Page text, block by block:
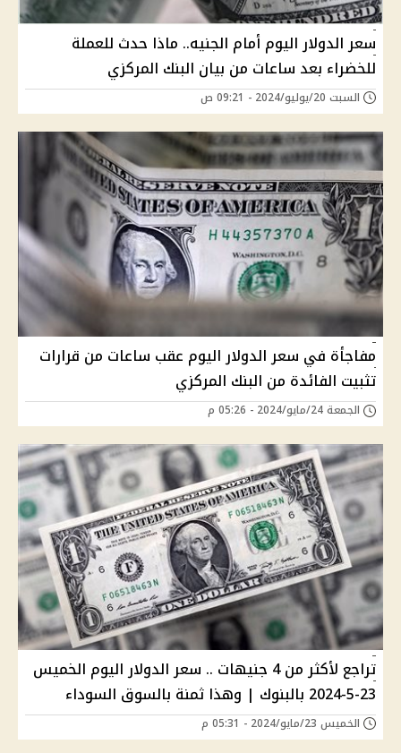
سعر الدولار اليوم أمام الجنيه.. ماذا حدث للعملة
للخضراء بعد ساعات من بيان البنك المركزي
السبت 20/يوليو/2024 - 09:21 ص
مفاجأة في سعر الدولار اليوم عقب ساعات من قرارات
تثبيت الفائدة من البنك المركزي
الجمعة 24/مايو/2024 - 05:26 م
تراجع لأكثر من 4 جنيهات .. سعر الدولار اليوم الخميس
23-5-2024 بالبنوك | وهذا ثمنة بالسوق السوداء
الخميس 23/مايو/2024 - 05:31 م